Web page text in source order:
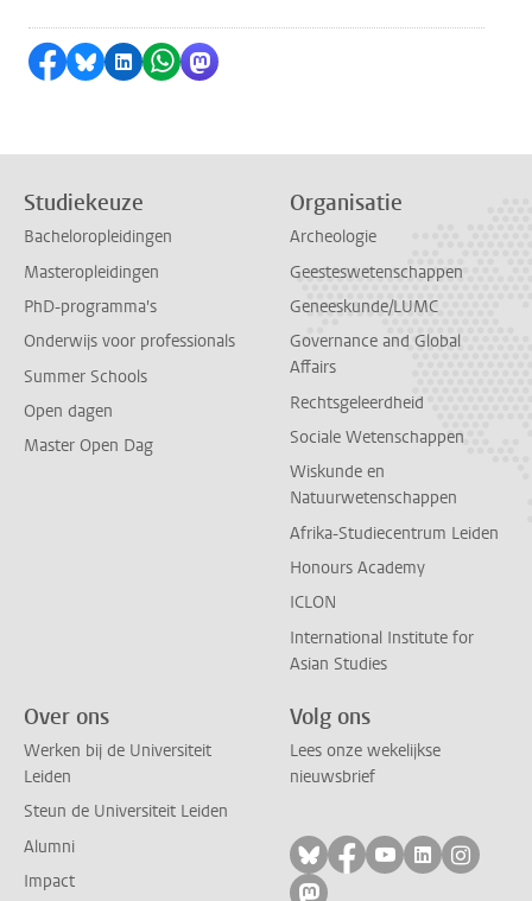
Delen op Facebook
Delen via Bluesky
Delen op LinkedIn
Delen via WhatsApp
Delen via Mastodon
Studiekeuze
Bacheloropleidingen
Masteropleidingen
PhD-programma's
Onderwijs voor professionals
Summer Schools
Open dagen
Master Open Dag
Organisatie
Archeologie
Geesteswetenschappen
Geneeskunde/LUMC
Governance and Global
Affairs
Rechtsgeleerdheid
Sociale Wetenschappen
Wiskunde en
Natuurwetenschappen
Afrika-Studiecentrum Leiden
Honours Academy
ICLON
International Institute for
Asian Studies
Over ons
Werken bij de Universiteit
Leiden
Steun de Universiteit Leiden
Alumni
Impact
Volg ons
Lees onze wekelijkse
nieuwsbrief
Volg ons op bluesky
Volg ons op
Volg ons op
Volg ons
Volg
Volg ons op mastodon